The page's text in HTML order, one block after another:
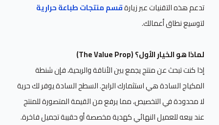
تدعم هذه التقنيات عبر زيارةقسم منتجات طباعة حرارية
لتوسيع نطاق أعمالك.
لماذا هو الخيار الأول؟ (The Value Prop)
إذا كنت تبحث عن منتج يجمع بين الأناقة والربحية، فإن شنطة
المكياج السادة هي استثمارك الرابح. السطح السادة يوفر لك حرية
لا محدودة في التخصيص، مما يرفع من القيمة المتصورة للمنتج
عند بيعه للعميل النهائي كهدية مخصصة أو حقيبة تجميل فاخرة.